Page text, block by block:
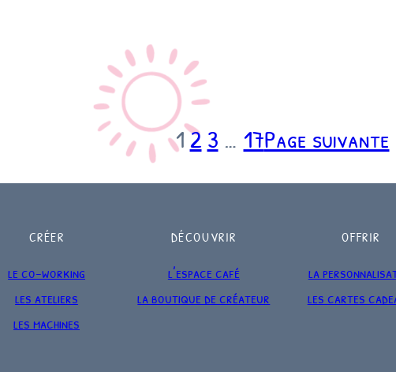
12 3 … 17Page suivante
CRÉER
le co-working
les ateliers
les machines
DÉCOUVRIR
l’espace café
la boutique de créateur
OFFRIR
la
les cartes